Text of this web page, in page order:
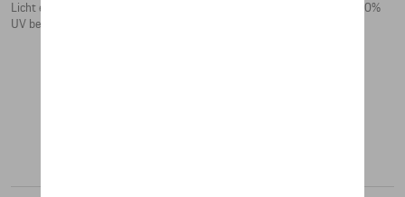
Licht en flexibele montuur in zwart. Brilglazen in polycarbonaat met 100%
UV bescherming, groen.